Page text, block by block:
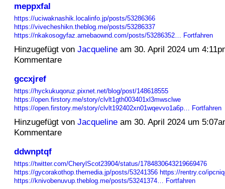
meppxfal
https://uciwaknashik.localinfo.jp/posts/53286366
https://vivecheshikn.theblog.me/posts/53286337
https://nkakosogyfaz.amebaownd.com/posts/53286352…
Fortfahren
Hinzugefügt von Jacquelineam 30. April 2024 um
Kommentare
gccxjref
https://hyckukuqoruz.pixnet.net/blog/post/148618555
https://open.firstory.me/story/clvlt1gth003401xl3mwsclwe
https://open.firstory.me/story/clvlt192402xn01wqevvo1a6p…
Fortfahren
Hinzugefügt von Jacquelineam 30. April 2024 um
Kommentare
ddwnptqf
https://twitter.com/CherylScot23904/status/1784830643219669476
https://gycorakothop.themedia.jp/posts/53241356 https://rentry.co/
https://knivobenuvup.theblog.me/posts/53241374…
Fortfahren